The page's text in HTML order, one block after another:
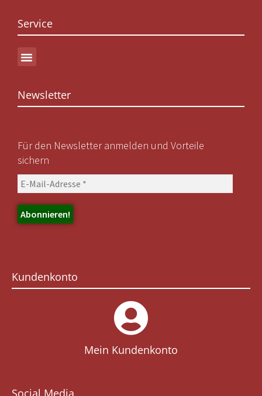
Service
Newsletter
Für den Newsletter anmelden und Vorteile
sichern
Kundenkonto
Mein Kundenkonto
Social Media